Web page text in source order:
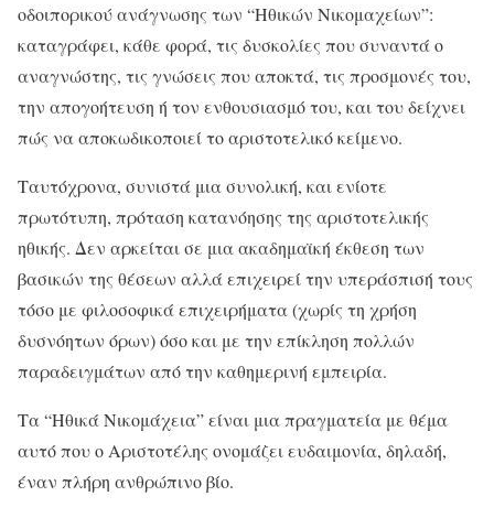
οδοιπορικού ανάγνωσης των “Ηθικών Νικομαχείων”:
καταγράφει, κάθε φορά, τις δυσκολίες που συναντά ο
αναγνώστης, τις γνώσεις που αποκτά, τις προσμονές του,
την απογοήτευση ή τον ενθουσιασμό του, και του δείχνει
πώς να αποκωδικοποιεί το αριστοτελικό κείμενο.
Ταυτόχρονα, συνιστά μια συνολική, και ενίοτε
πρωτότυπη, πρόταση κατανόησης της αριστοτελικής
ηθικής. Δεν αρκείται σε μια ακαδημαϊκή έκθεση των
βασικών της θέσεων αλλά επιχειρεί την υπεράσπισή τους
τόσο με φιλοσοφικά επιχειρήματα (χωρίς τη χρήση
δυσνόητων όρων) όσο και με την επίκληση πολλών
παραδειγμάτων από την καθημερινή εμπειρία.
Τα “Ηθικά Νικομάχεια” είναι μια πραγματεία με θέμα
αυτό που ο Αριστοτέλης ονομάζει ευδαιμονία, δηλαδή,
έναν πλήρη ανθρώπινο βίο.